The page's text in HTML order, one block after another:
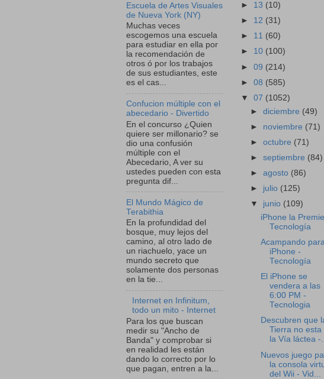
Escuela de Artes Visuales
de Nueva York (NY)
Muchas veces
escogemos una escuela
para estudiar en ella por
la recomendación de
otros ó por los trabajos
de sus estudiantes, este
es el cas...
Confucion múltiple con el
abecedario - Divertido
En el concurso ¿Quien
quiere ser millonario? se
dio una confusión
múltiple con el
Abecedario, A ver su
ustedes pueden con esta
pregunta dif...
El Mundo Mágico de
Terabithia
En la profundidad del
bosque, muy lejos del
camino, al otro lado de
un riachuelo, yace un
mundo secreto que
solamente dos personas
en la tie...
Internet en Infinitum,
todo un mito - Internet
Para los que buscan
medir su "Ancho de
Banda" y comprobar si
en realidad les están
dando lo correcto por lo
que pagan, entren a la...
► 13 (10)
► 12 (31)
► 11 (60)
► 10 (100)
► 09 (214)
► 08 (585)
▼ 07 (1052)
►diciembre (49)
► noviembre (71)
►octubre (71)
►septiembre (84)
►agosto (86)
► julio (125)
▼ junio (109)
iPhone la
Tecnología
Acampando
iPhone -
Tecnología
El iPhone se
vendera a las
6:00 PM -
Tecnologia
Descubren que
Tierra no esta
la Vía láctea -
Nuevos juego
la consola
del Wii - Vid...